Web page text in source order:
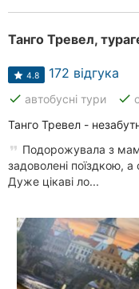
Танго Тревел,
4.8 172 відгука
done автобусні тури done
Танго Тревел -
Подорожувала з
задоволені поїздкою,
Дуже цікаві ло...